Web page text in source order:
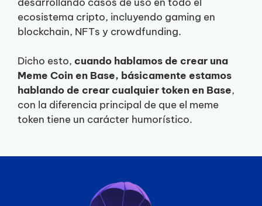
ecosistema cripto, incluyendo gaming en
blockchain, NFTs y crowdfunding.
Dicho esto, cuando hablamos de crear una
Meme Coin en Base, básicamente estamos
hablando de crear cualquier token en Base,
con la diferencia principal de que el meme
token tiene un carácter humorístico.